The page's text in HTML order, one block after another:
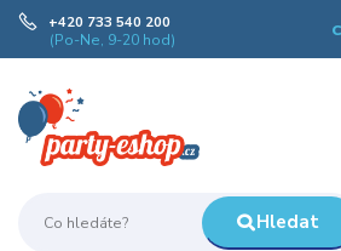
Hledat
+420 733 540 200
(Po-Ne, 9-20 hod)